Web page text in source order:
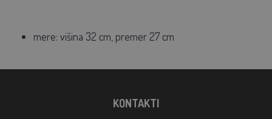
mere: višina 32 cm, premer 27 cm
KONTAKTI